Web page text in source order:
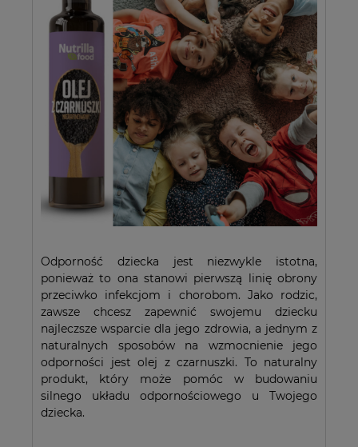
Odporność dziecka jest niezwykle istotna,
ponieważ to ona stanowi pierwszą linię obrony
przeciwko infekcjom i chorobom. Jako rodzic,
zawsze chcesz zapewnić swojemu dziecku
najleczsze wsparcie dla jego zdrowia, a jednym z
naturalnych sposobów na wzmocnienie jego
odporności jest olej z czarnuszki. To naturalny
produkt, który może pomóc w budowaniu
silnego układu odpornościowego u Twojego
dziecka.